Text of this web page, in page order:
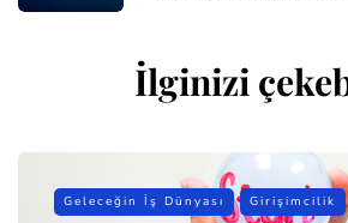
İlginizi
Geleceğin İş Dünyası Girişimcilik